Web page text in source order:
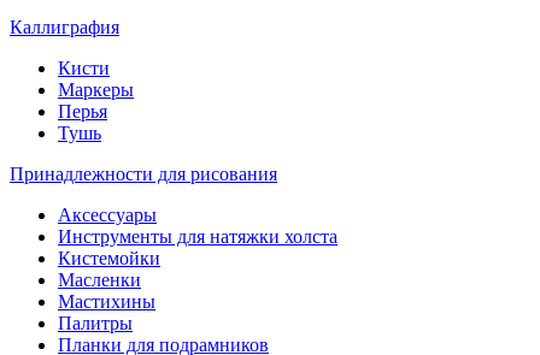
Каллиграфия
Кисти
Маркеры
Перья
Тушь
Принадлежности для рисования
Аксессуары
Инструменты для натяжки холста
Кистемойки
Масленки
Мастихины
Палитры
Планки для подрамников